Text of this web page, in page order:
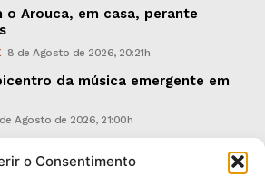
o Consentimento
Arouca, em casa, perante
8 de Agosto de 2026, 20:21h
da música emergente em
Agosto de 2026, 21:00h